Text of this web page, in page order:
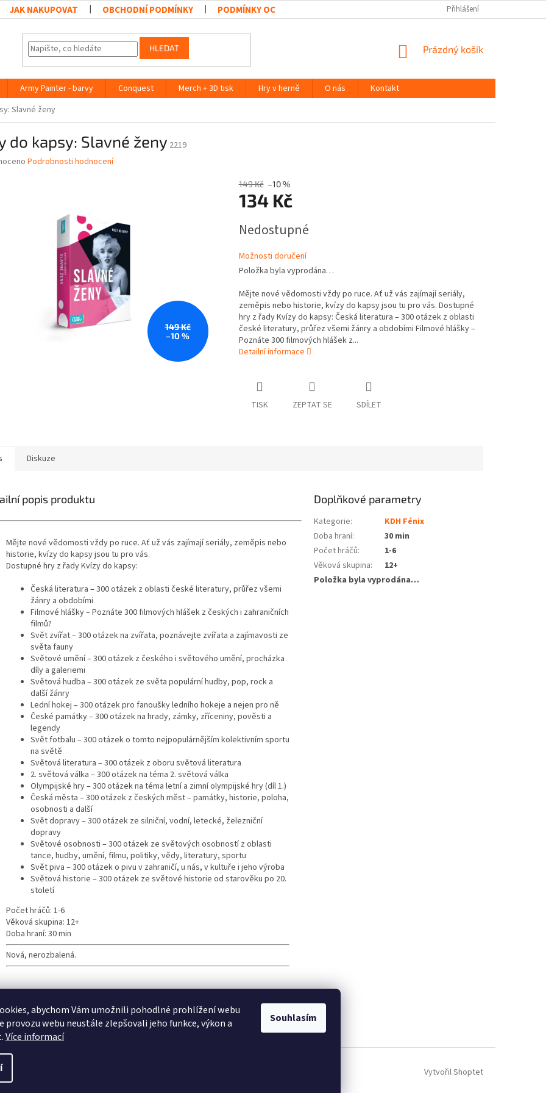
abychom Vám umožnili pohodlné prohlížení webu
provozu webu neustále zlepšovali jeho funkce, výkon a
Více informací
Souhlasím
JAK NAKUPOVAT OBCHODNÍ PODMÍNKY PODMÍNKY OCHRANY OSOBNÍCH ÚDAJŮ Přihlášení
HLEDAT
NÁKUPNÍ
Prázdný košík
Army Painter - barvy Conquest Merch + 3D tisk Hry v herně O nás
Kontakt
Slavné ženy
do kapsy: Slavné ženy 2219
Podrobnosti hodnocení
149 Kč
–10 %
149 Kč –10 %
134 Kč
cena:
Nedostupné
Možnosti doručení
Položka byla vyprodána…
Mějte nové vědomosti vždy po ruce. Ať už vás zajímají seriály,
zeměpis nebo historie, kvízy do kapsy jsou tu pro vás. Dostupné
hry z řady Kvízy do kapsy: Česká literatura – 300 otázek z oblasti
české literatury, průřez všemi žánry a obdobími Filmové hlášky –
Poznáte 300 filmových hlášek z...
Detailní informace
TISK ZEPTAT SE SDÍLET
Diskuze
popis produktu
Mějte nové vědomosti vždy po ruce. Ať už vás zajímají seriály, zeměpis nebo
historie, kvízy do kapsy jsou tu pro vás.
Dostupné hry z řady Kvízy do kapsy:
Česká literatura – 300 otázek z oblasti české literatury, průřez všemi
žánry a obdobími
Filmové hlášky – Poznáte 300 filmových hlášek z českých i zahraničních
filmů?
Svět zvířat – 300 otázek na zvířata, poznávejte zvířata a zajímavosti ze
světa fauny
Světové umění – 300 otázek z českého i světového umění, procházka
díly a galeriemi
Světová hudba – 300 otázek ze světa populární hudby, pop, rock a
další žánry
Lední hokej – 300 otázek pro fanoušky ledního hokeje a nejen pro ně
České památky – 300 otázek na hrady, zámky, zříceniny, pověsti a
legendy
Svět fotbalu – 300 otázek o tomto nejpopulárnějším kolektivním sportu
na světě
Světová literatura – 300 otázek z oboru světová literatura
2. světová válka – 300 otázek na téma 2. světová válka
Olympijské hry – 300 otázek na téma letní a zimní olympijské hry (díl 1.)
Česká města – 300 otázek z českých měst – památky, historie, poloha,
osobnosti a další
Svět dopravy – 300 otázek ze silniční, vodní, letecké, železniční
dopravy
Světové osobnosti – 300 otázek ze světových osobností z oblasti
tance, hudby, umění, filmu, politiky, vědy, literatury, sportu
Svět piva – 300 otázek o pivu v zahraničí, u nás, v kultuře i jeho výroba
Světová historie – 300 otázek ze světové historie od starověku po 20.
století
Počet hráčů: 1-6
Věková skupina: 12+
Doba hraní: 30 min
Nová, nerozbalená.
Doplňkové parametry
Kategorie:
KDH Fénix
Doba hraní:
30 min
Počet hráčů:
1-6
Věková skupina:
12+
Položka byla vyprodána…
Vytvořil Shoptet